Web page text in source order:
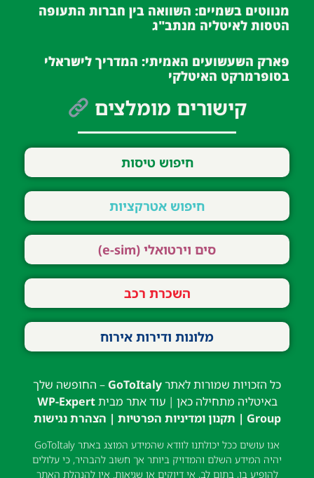
מנווטים בשמיים: השוואה בין חברות התעופה
הטסות לאיטליה מנתב"ג
פארק השעשועים האמיתי: המדריך לישראלי
בסופרמרקט האיטלקי
קישורים מומלצים
חיפוש טיסות
חיפוש אטרקציות
סים וירטואלי (e-sim)
השכרת רכב
מלונות ודירות אירוח
כל הזכויות שמורות לאתרGoToItaly– החופשה שלך
באיטליה מתחילה כאן | עוד אתר מביתWP-Expert
Group
| תקנון ומדיניות הפרטיות | הצהרת נגישות
אנו עושים ככל יכולתנו לוודא שהמידע המוצג באתר GoToItaly
יהיה המידע השלם והמדויק ביותר אך חשוב להבהיר, כי עלולים
להופיע בו, בתום לב, אי דיוקים או שגיאות. אין להנהלת האתר